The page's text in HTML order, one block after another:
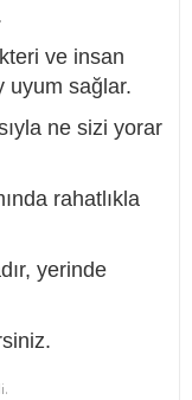
ve insan
uyum sağlar.
ne sizi yorar
rahatlıkla
yerinde